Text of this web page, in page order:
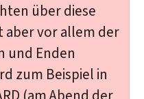
über diese
aber vor allem der
und Enden
zum Beispiel in